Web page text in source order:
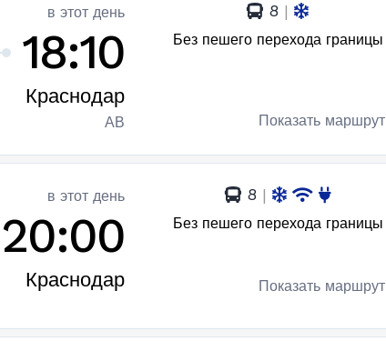
в этот день
18:10
Краснодар
АВ
8 |
Без пешего перехода границы
Показать маршрут
в этот день
20:00
Краснодар
8 |
Без пешего перехода границы
Показать маршрут